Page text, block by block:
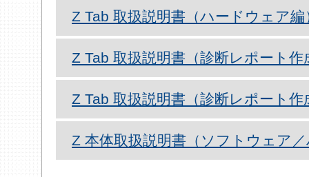
Z Tab 取扱説明書（ハードウェア編
Z Tab 取扱説明書（診断レポート
Z Tab 取扱説明書（診断レポート作
Z 本体取扱説明書（ソフトウェア